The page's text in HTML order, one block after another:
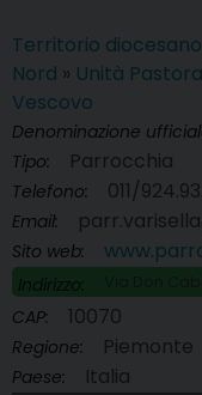
Territorio diocesano
Nord » Unità
Vescovo
Denominazione
Tipo: Parrocchia
Telefono: 011/
Email:
Sito web:
Indirizzo:
CAP: 10070
Regione: Piemonte
Paese: Italia